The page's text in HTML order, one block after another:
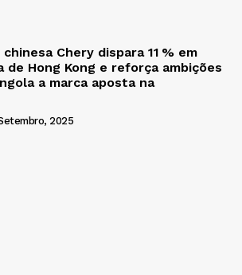
Chery dispara 11 % em
de Hong Kong e reforça ambições
a marca aposta na
2025